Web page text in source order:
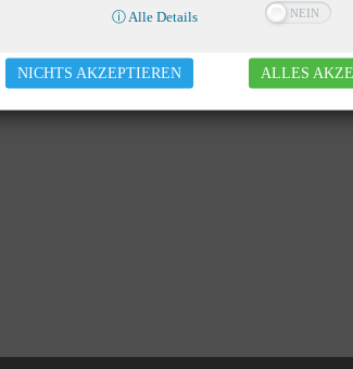
ⓘ Alle Details
NICHTS AKZEPTIEREN ALLES